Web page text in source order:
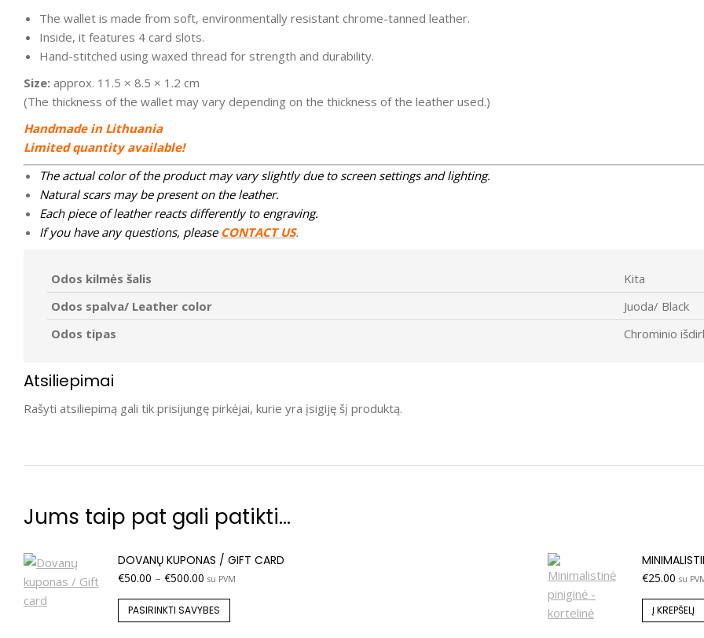
The wallet is made from soft, environmentally resistant chrome-tanned leather.
Inside, it features 4 card slots.
Hand-stitched using waxed thread for strength and durability.
Size: approx. 11.5 × 8.5 × 1.2 cm
(The thickness of the wallet may vary depending on the thickness of the leather used.)
Handmade in Lithuania
Limited quantity available!
The actual color of the product may vary slightly due to screen settings and lighting.
Natural scars may be present on the leather.
Each piece of leather reacts differently to engraving.
If you have any questions, please CONTACT US.
Odos kilmės šalis
Kita
Odos spalva/ Leather color
Juoda/ Black
Odos tipas
Chrominio
Atsiliepimai
Rašyti atsiliepimą gali tik prisijungę pirkėjai, kurie yra įsigiję šį produktą.
Jums taip pat gali patikti…
DOVANŲ KUPONAS / GIFT CARD
€50.00 – €500.00 su PVM
PASIRINKTI SAVYBES
€25.00 su
Į KREPŠELĮ